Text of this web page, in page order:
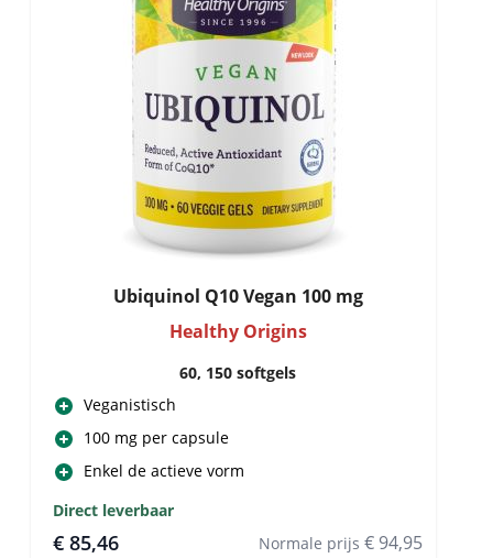
Ubiquinol Q10 Vegan 100 mg
Healthy Origins
60, 150 softgels
Veganistisch
100 mg per capsule
Enkel de actieve vorm
Direct leverbaar
€ 85,46 Normale prijs € 94,95